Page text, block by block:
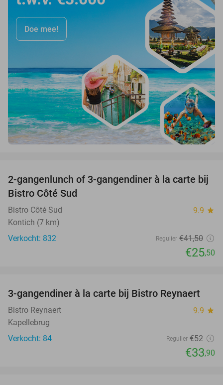
Doe mee!
39%
2-gangenlunch of 3-gangendiner à la carte bij
Bistro Côté Sud
Bistro Côté Sud 9.9 star
Kontich (7 km)
Verkocht: 832
Regulier €41,50
€25,50
35%
3-gangendiner à la carte bij Bistro Reynaert
Bistro Reynaert 9.9 star
Kapellebrug
Verkocht: 84
Regulier €52
€33,90